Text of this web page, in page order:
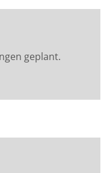
geplant.